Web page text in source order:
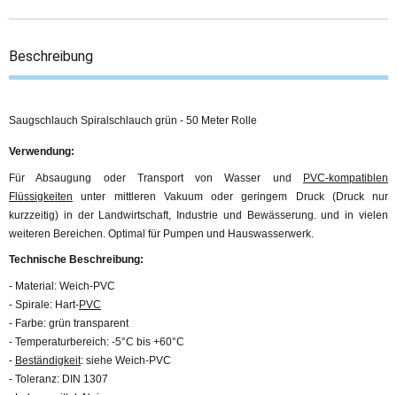
Beschreibung
Saugschlauch Spiralschlauch grün - 50 Meter Rolle
Verwendung:
Für Absaugung oder Transport von Wasser und PVC-kompatiblen
Flüssigkeiten unter mittleren Vakuum oder geringem Druck (Druck nur
kurzzeitig) in der Landwirtschaft, Industrie und Bewässerung. und in vielen
weiteren Bereichen. Optimal für Pumpen und Hauswasserwerk.
Technische Beschreibung:
- Material: Weich-PVC
- Spirale: Hart-PVC
- Farbe: grün transparent
- Temperaturbereich: -5°C bis +60°C
- Beständigkeit: siehe Weich-PVC
- Toleranz: DIN 1307